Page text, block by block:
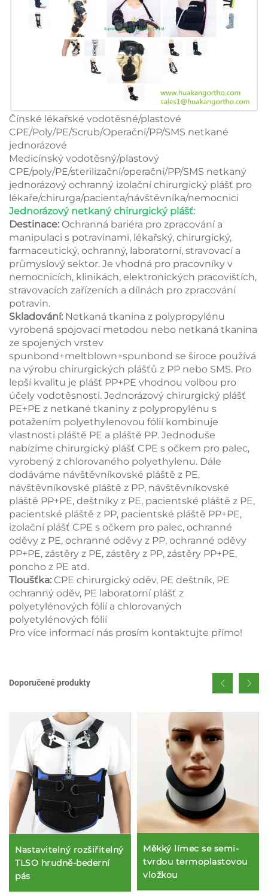
Čínské lékařské vodotěsné/plastové
CPE/Poly/PE/Scrub/Operační/PP/SMS netkané
jednorázové
Medicínský vodotěsný/plastový
CPE/poly/PE/sterilizační/operační/PP/SMS netkaný
jednorázový ochranný izolační chirurgický plášť pro
lékaře/chirurga/pacienta/návštěvníka/nemocnici
Jednorázový netkaný chirurgický plášť:
Destinace: Ochranná bariéra pro zpracování a
manipulaci s potravinami, lékařský, chirurgický,
farmaceutický, ochranný, laboratorní, stravovací a
průmyslový sektor. Je vhodná pro pracovníky v
nemocnicích, klinikách, elektronických pracovištích,
stravovacích zařízeních a dílnách pro zpracování
potravin.
Skladování: Netkaná tkanina z polypropylénu
vyrobená spojovací metodou nebo netkaná tkanina
ze spojených vrstev
spunbond+meltblown+spunbond se široce používá
na výrobu chirurgických plášťů z PP nebo SMS. Pro
lepší kvalitu je plášť PP+PE vhodnou volbou pro
účely vodotěsnosti. Jednorázový chirurgický plášť
PE+PE z netkané tkaniny z polypropylénu s
potažením polyethylenovou fólií kombinuje
vlastnosti pláště PE a pláště PP. Jednoduše
nabízíme chirurgický plášť CPE s očkem pro palec,
vyrobený z chlorovaného polyethylenu. Dále
dodáváme návštěvníkovské pláště z PE,
návštěvníkovské pláště z PP, návštěvníkovské
pláště PP+PE, deštníky z PE, pacientské pláště z PE,
pacientské pláště z PP, pacientské pláště PP+PE,
izolační plášť CPE s očkem pro palec, ochranné
oděvy z PE, ochranné oděvy z PP, ochranné oděvy
PP+PE, zástěry z PE, zástěry z PP, zástěry PP+PE,
poncho z PE atd.
Tloušťka: CPE chirurgický oděv, PE deštník, PE
ochranný oděv, PE laboratorní plášť z
polyetylénových fólií a chlorovaných
polyetylénových fólií
Pro více informací nás prosím kontaktujte přímo!
Doporučené produkty
Nastavitelný rozšiřitelný
TLSO hrudně-bederní
pás
Měkký límec se semi-
tvrdou termoplastovou
vložkou